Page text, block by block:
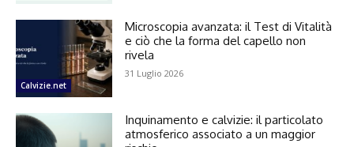
Calvizie.net
Microscopia avanzata: il Test di Vitalità
e ciò che la forma del capello non
rivela
31 Luglio 2026
Inquinamento e calvizie: il particolato
atmosferico associato a un maggior